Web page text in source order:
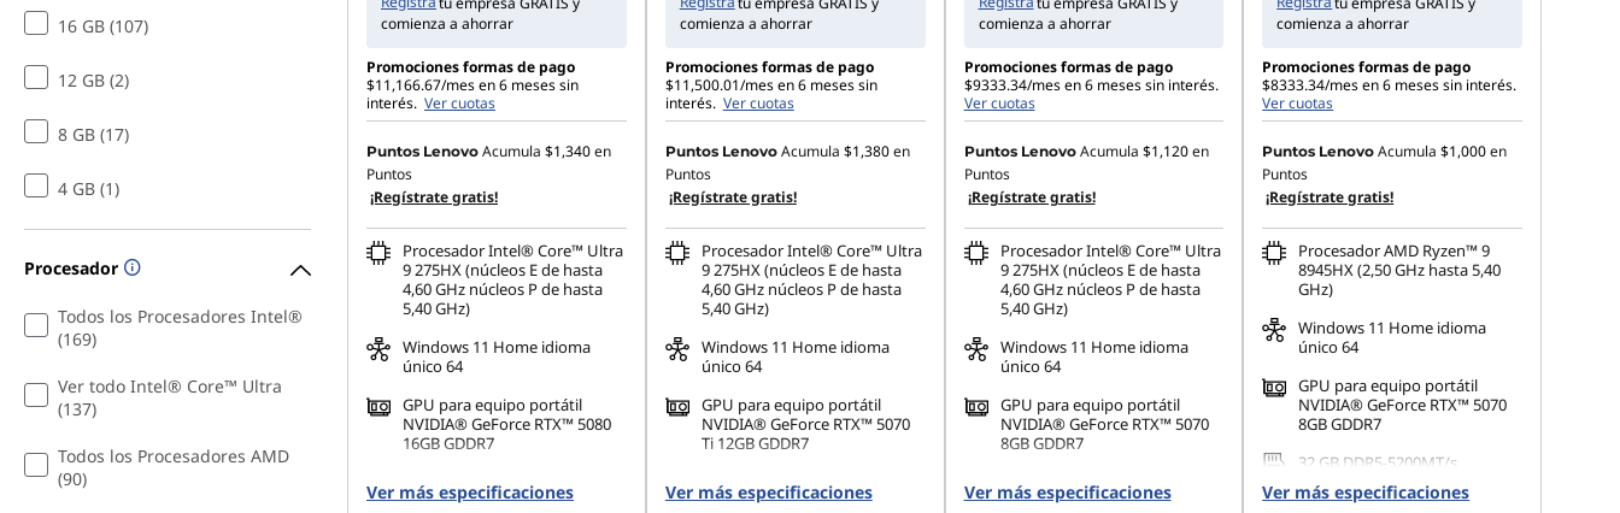
m
16 GB (107)
12 GB (2)
8 GB (17)
4 GB (1)
Procesador
Todos los Procesadores Intel®
(169)
Ver todo Intel® Core™ Ultra
(137)
Todos los Procesadores AMD
(90)
comienza a ahorrar
Promociones formas de pago
$11,166.67/mes en 6 meses sin
interés. Ver cuotas
Puntos Lenovo Acumula $1,340en
Puntos
¡Regístrate gratis!
Procesador Intel® Core™ Ultra
9 275HX (núcleos E de hasta
4,60 GHz núcleos P de hasta
5,40 GHz)
Windows 11 Home idioma
único 64
GPU para equipo portátil
NVIDIA® GeForce RTX™ 5080
16GB GDDR7
32 GB DDR5-6400MT/s
(CSODIMM)(2 x 16 GB)
Ver más especificaciones
comienza a ahorrar
Promociones formas de pago
$11,500.01/mes en 6 meses sin
interés. Ver cuotas
Puntos Lenovo Acumula $1,380en
Puntos
¡Regístrate gratis!
Procesador Intel® Core™ Ultra
9 275HX (núcleos E de hasta
4,60 GHz núcleos P de hasta
5,40 GHz)
Windows 11 Home idioma
único 64
GPU para equipo portátil
NVIDIA® GeForce RTX™ 5070
Ti 12GB GDDR7
32 GB DDR5-6400MT/s
(CSODIMM)(2 x 16 GB)
Ver más especificaciones
comienza a ahorrar
Promociones formas de pago
$9333.34/mes en 6 meses sin interés.
Ver cuotas
Puntos Lenovo Acumula $1,120en
Puntos
¡Regístrate gratis!
Procesador Intel® Core™ Ultra
9 275HX (núcleos E de hasta
4,60 GHz núcleos P de hasta
5,40 GHz)
Windows 11 Home idioma
único 64
GPU para equipo portátil
NVIDIA® GeForce RTX™ 5070
8GB GDDR7
32 GB DDR5-5600MT/s
(SODIMM)(2 x 16 GB)
Ver más especificaciones
comienza a ahorrar
Promociones formas de pago
$8333.34/mes en 6 meses sin interés.
Ver cuotas
Puntos Lenovo Acumula$1,000en
Puntos
¡Regístrate gratis!
Procesador AMD Ryzen™ 9
8945HX (2,50 GHz hasta 5,40
GHz)
Windows 11 Home idioma
único 64
GPU para equipo portátil
NVIDIA® GeForce RTX™ 5070
8GB GDDR7
32 GB DDR5-5200MT/s
(SODIMM)(2 x 16 GB)
Ver más especificaciones